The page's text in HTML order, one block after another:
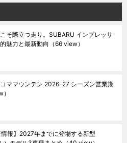
そ際立つ走り。SUBARU インプレッサ
魅力と最新動向 （66 view）
ママウンテン 2026-27 シーズン営業期
情報】2027年までに登場する新型